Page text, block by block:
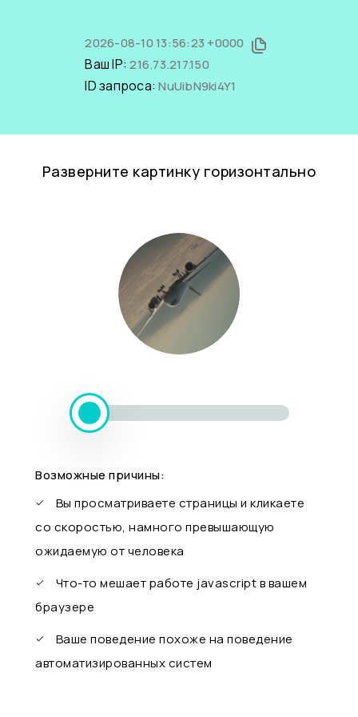
2026-08-10 13:56:23 +0000
Ваш IP:216.73.217.150
ID запроса:NuUibN9ki4Y1
Разверните картинку горизонтально
Возможные причины:
Вы просматриваете страницы и кликаете
со скоростью, намного превышающую
ожидаемую от человека
Что-то мешает работе javascript в вашем
браузере
Ваше поведение похоже на поведение
автоматизированных систем